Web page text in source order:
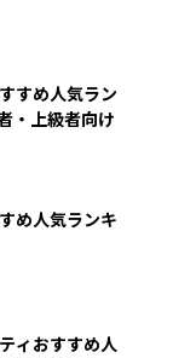
すめ人気ラン
・上級者向け
め人気ランキ
ィおすすめ人